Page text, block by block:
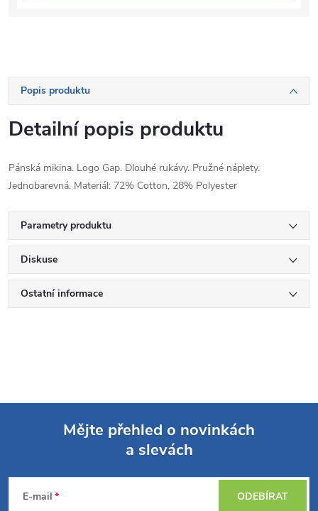
Popis produktu
Detailní popis produktu
Pánská mikina. Logo Gap. Dlouhé rukávy. Pružné náplety.
Jednobarevná. Materiál: 72% Cotton, 28% Polyester
Parametry produktu
Diskuse
Ostatní informace
Mějte přehled o novinkách
a slevách
E-mail ODEBÍRAT